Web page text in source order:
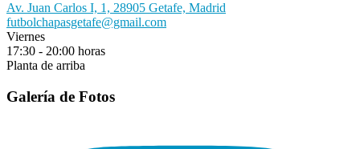
Av. Juan Carlos I, 1, 28905 Getafe, Madrid
futbolchapasgetafe@gmail.com
Viernes
17:30 - 20:00 horas
Planta de arriba
Galería de Fotos